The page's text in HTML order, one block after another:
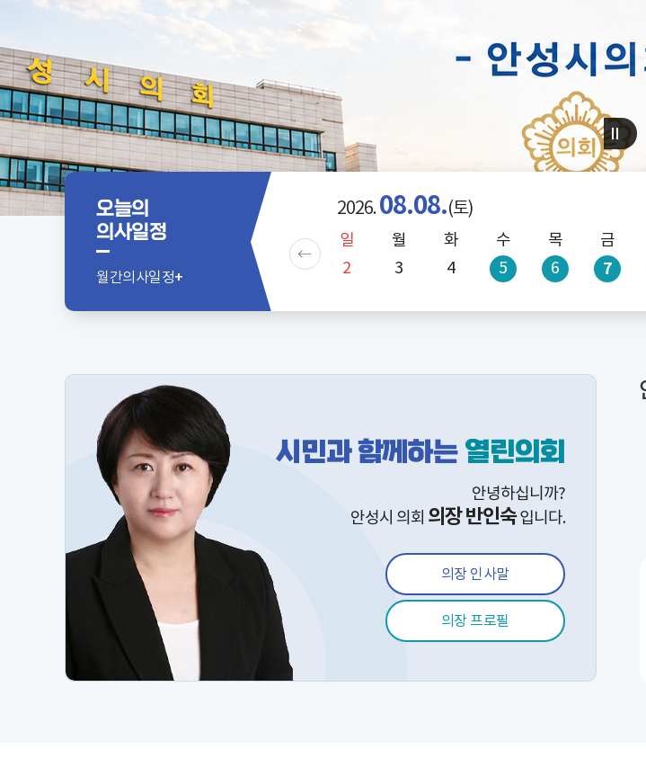
오늘의
의사일정
월간의 사일정+
2026.08.08.(토)
수
29
토
1
일
2
월
3
화
4
수
5
목
6
금
7
시민과 함께하는 열린의회
안녕하십니까?
안성시 의회 의장 반인숙입니다.
의장 인사말
의장 프로필